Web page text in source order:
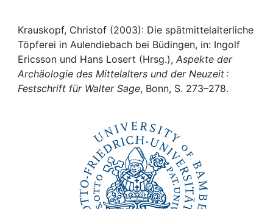
Awards
My FIS
Krauskopf, Christof (2003): Die spätmittelalterliche
Töpferei in Aulendiebach bei Büdingen, in: Ingolf
Ericsson und Hans Losert (Hrsg.), Aspekte der
Archäologie des Mittelalters und der Neuzeit :
Festschrift für Walter Sage, Bonn, S. 273–278.